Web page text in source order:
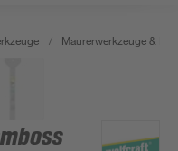
/ Maurerwerkzeuge &